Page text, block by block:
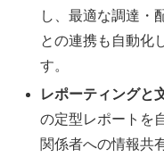
し、最適な調達・
との連携も自動化
す。
レポーティングと
の定型レポートを
関係者への情報共